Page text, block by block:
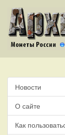
Новости
О сайте
Как